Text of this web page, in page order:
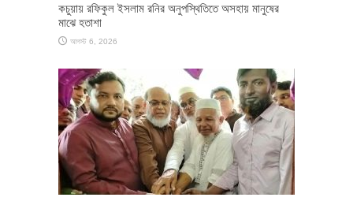
কচুয়ায় রফিকুল ইসলাম রনির অনুপস্থিতিতে অসহায় মানুষের
মাঝে হতাশা
আগস্ট 6, 2026